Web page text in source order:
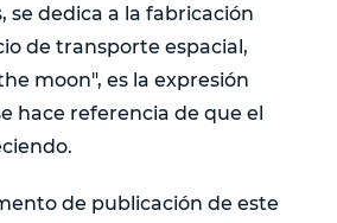
se dedica a la fabricación
de transporte espacial,
moon", es la expresión
hace referencia de que el
de publicación de este